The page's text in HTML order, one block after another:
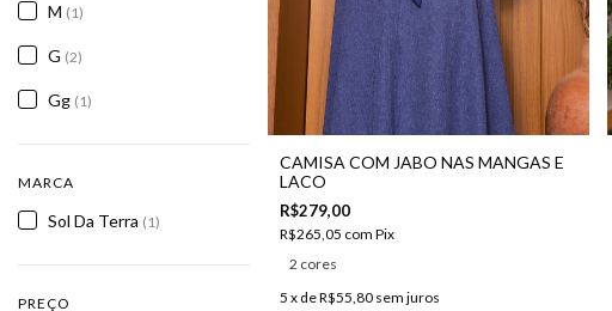
M (1)
G (2)
Gg (1)
MARCA
Sol Da Terra (1)
PREÇO
CAMISA COM JABO NAS MANGAS E
LACO
R$279,00
R$265,05 com Pix
2 cores
5 x deR$55,80 sem juros